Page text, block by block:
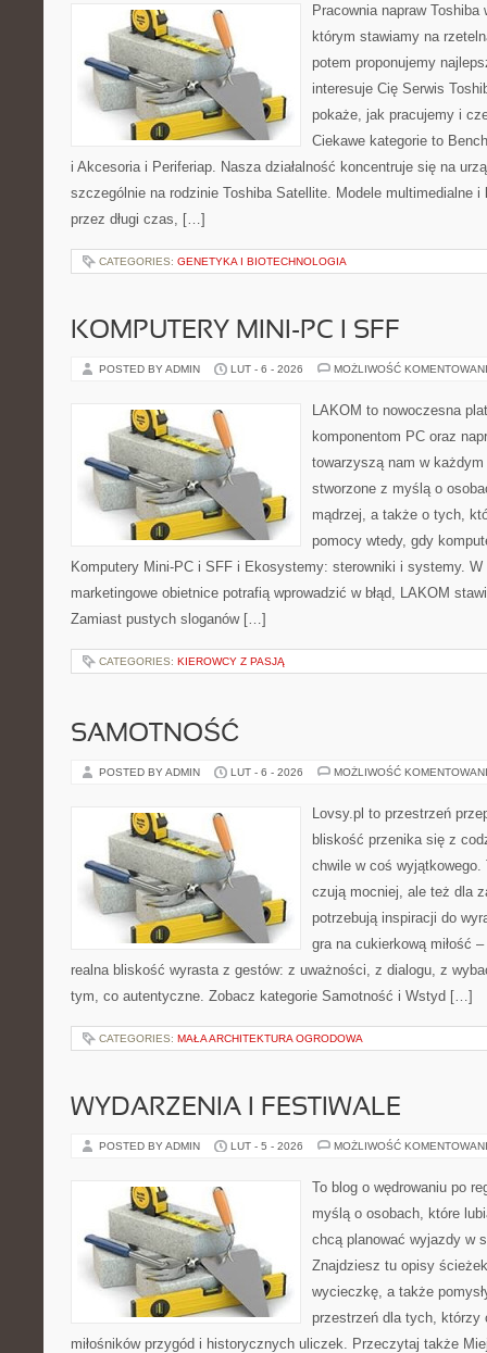
Pracownia napraw
którym stawiamy na
potem proponujemy
interesuje Cię Serwis
pokaże, jak pracujemy i
Ciekawe kategorie to
i Akcesoria i Periferiap. Nasza działalność koncentruje się na
szczególnie na rodzinie Toshiba Satellite. Modele multimedialne i
przez długi czas, […]
CATEGORIES: GENETYKA I BIOTECHNOLOGIA
KOMPUTERY MINI-PC I SFF
POSTED BY ADMIN LUT - 6 - 2026 MOŻLIWOŚĆ
LAKOM to nowoczesna
komponentom PC oraz
towarzyszą nam w
stworzone z myślą o
mądrzej, a także o tych,
pomocy wtedy, gdy
Komputery Mini-PC i SFF i Ekosystemy: sterowniki i systemy.
marketingowe obietnice potrafią wprowadzić w błąd, LAKOM
Zamiast pustych sloganów […]
CATEGORIES: KIEROWCY Z PASJĄ
SAMOTNOŚĆ
POSTED BY ADMIN LUT - 6 - 2026 MOŻLIWOŚĆ
Lovsy.pl to przestrzeń
bliskość przenika się z
chwile w coś
czują mocniej, ale też dla
potrzebują inspiracji do
gra na cukierkową miłość
realna bliskość wyrasta z gestów: z uważności, z dialogu, z
tym, co autentyczne. Zobacz kategorie Samotność i Wstyd […]
CATEGORIES: MAŁA ARCHITEKTURA OGRODOWA
WYDARZENIA I FESTIWALE
POSTED BY ADMIN LUT - 5 - 2026 MOŻLIWOŚĆ
To blog o wędrowaniu po
myślą o osobach, które
chcą planować wyjazdy w
Znajdziesz tu opisy
wycieczkę, a także
przestrzeń dla tych, którzy
miłośników przygód i historycznych uliczek. Przeczytaj także